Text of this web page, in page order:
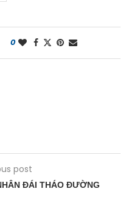
0
post
ĐÁI THÁO ĐƯỜNG